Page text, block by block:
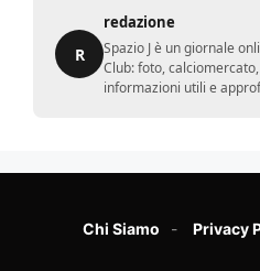
R
redazione
Spazio J è un giornale
Club: foto,
informazioni utili e
Chi Siamo Privacy